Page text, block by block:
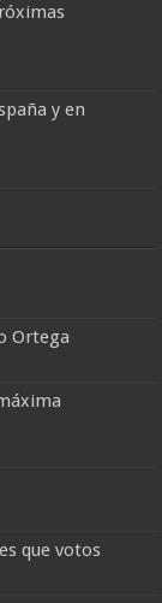
y en
Ortega
que votos